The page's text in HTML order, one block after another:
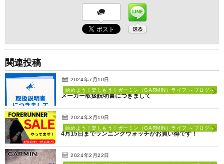
関連投稿
2024年7月10日
始めよう！楽しもう！ガーミン（GARMIN）ライフ ～ブログ～
メーカー取扱説明書につきまして
2024年3月19日
始めよう！楽しもう！ガーミン（GARMIN）ライフ ～ブログ～
4月15日までランニングウォッチがお買い得です！
2024年2月22日